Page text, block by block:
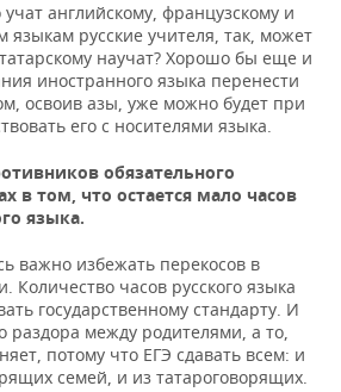
английскому, французскому и
русские учителя, так, может
научат? Хорошо бы еще и
иностранного языка перенести
освоив азы, уже можно будет при
его с носителями языка.
обязательного
в том, что остается мало часов
языка.
важно избежать перекосов в
Количество часов русского языка
государственному стандарту. И
раздора между родителями, а то,
потому что ЕГЭ сдавать всем: и
семей, и из татароговорящих.